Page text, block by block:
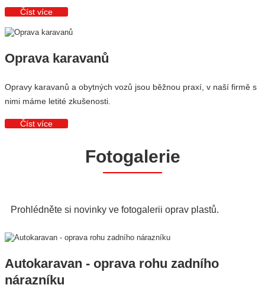
Číst více
Oprava karavanů
Opravy karavanů a obytných vozů jsou běžnou praxí, v naší firmě s
nimi máme letité zkušenosti.
Číst více
Fotogalerie
Prohlédněte si novinky ve fotogalerii oprav plastů.
Autokaravan - oprava rohu zadního
nárazníku